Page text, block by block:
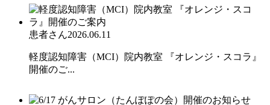
患者さん2026.06.11
軽度認知障害（MCI）院内教室 『オレンジ・スコラ』
開催のご...